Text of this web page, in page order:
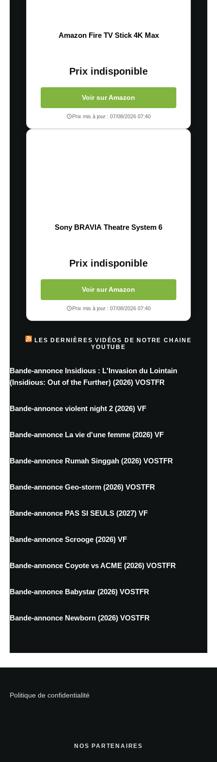
Amazon Fire TV Stick 4K Max
Prix indisponible
Voir sur Amazon
Prix mis à jour : 07/08/2026 07:40
Sony BRAVIA Theatre System 6
Prix indisponible
Voir sur Amazon
Prix mis à jour : 07/08/2026 07:40
LES DERNIÈRES VIDÉOS DE NOTRE CHAINE
YOUTUBE
Bande-annonce Insidious : L'Invasion du Lointain
(Insidious: Out of the Further) (2026) VOSTFR
Bande-annonce violent night 2 (2026) VF
Bande-annonce La vie d'une femme (2026) VF
Bande-annonce Rumah Singgah (2026) VOSTFR
Bande-annonce Geo-storm (2026) VOSTFR
Bande-annonce PAS SI SEULS (2027) VF
Bande-annonce Scrooge (2026) VF
Bande-annonce Coyote vs ACME (2026) VOSTFR
Bande-annonce Babystar (2026) VOSTFR
Bande-annonce Newborn (2026) VOSTFR
Politique de confidentialité
NOS PARTENAIRES